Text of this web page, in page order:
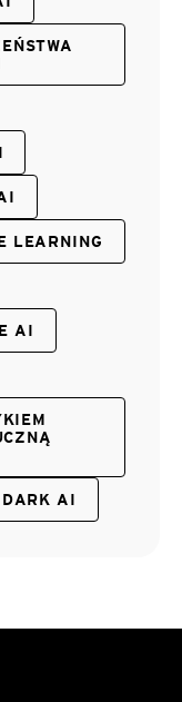
LEARNING
AI
DARK AI